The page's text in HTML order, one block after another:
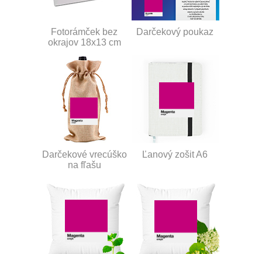
Fotorámček bez
okrajov 18x13 cm
Darčekový poukaz
Darčekové vrecúško
na fľašu
Ľanový zošit A6